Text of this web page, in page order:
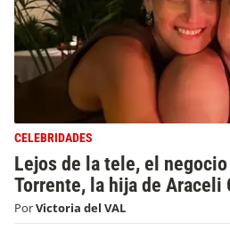
CELEBRIDADES
Lejos de la tele, el
Torrente, la hija de Araceli
PorVictoria del VAL